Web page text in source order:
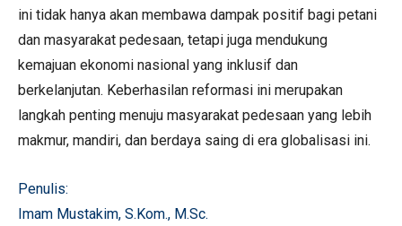
ini tidak hanya akan membawa dampak positif bagi petani
dan masyarakat pedesaan, tetapi juga mendukung
kemajuan ekonomi nasional yang inklusif dan
berkelanjutan. Keberhasilan reformasi ini merupakan
langkah penting menuju masyarakat pedesaan yang lebih
makmur, mandiri, dan berdaya saing di era globalisasi ini.
Penulis:
Imam Mustakim, S.Kom., M.Sc.